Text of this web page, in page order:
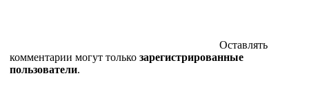
Оставлять
комментарии могут только зарегистрированные
пользователи.